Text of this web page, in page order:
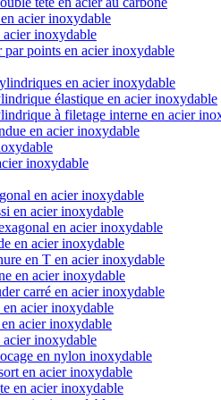
acier inoxydable
acier inoxydable
par points en acier inoxydable
en acier inoxydable
élastique en acier inoxydable
à filetage interne en acier
en acier inoxydable
inoxydable
en acier inoxydable
en acier inoxydable
en acier inoxydable
en acier inoxydable
en T en acier inoxydable
en acier inoxydable
carré en acier inoxydable
en acier inoxydable
acier inoxydable
inoxydable
en nylon inoxydable
en acier inoxydable
en acier inoxydable